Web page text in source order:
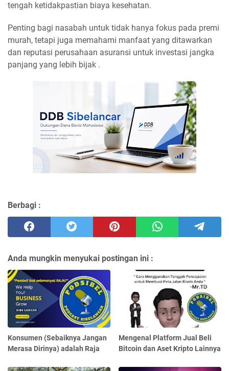
tengah ketidakpastian biaya kesehatan.
Penting bagi nasabah untuk tidak hanya fokus pada premi
murah, tetapi juga memahami manfaat yang ditawarkan
dan reputasi perusahaan asuransi untuk investasi jangka
panjang yang lebih bijak .
Berbagi :
Anda mungkin menyukai postingan ini :
Konsumen (Sebaiknya Jangan
Merasa Dirinya) adalah Raja
Mengenal Platform Jual Beli
Bitcoin dan Aset Kripto Lainnya